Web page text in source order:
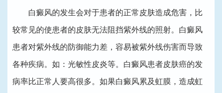
白癜风的发生会对于患者的正常皮肤造成危害，比
较常见的使患者的皮肤无法阻挡紫外线的照射。白癜风
患者对紫外线的防御能力差，容易被紫外线伤害而导致
各种疾病。如：光敏性皮炎等。白癜风患者皮肤癌的发
病率比正常人要高很多。如果白癜风累及虹膜，造成虹